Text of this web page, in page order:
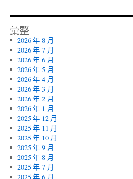
彙整
2026 年 8 月
2026 年 7 月
2026 年 6 月
2026 年 5 月
2026 年 4 月
2026 年 3 月
2026 年 2 月
2026 年 1 月
2025 年 12 月
2025 年 11 月
2025 年 10 月
2025 年 9 月
2025 年 8 月
2025 年 7 月
2025 年 6 月